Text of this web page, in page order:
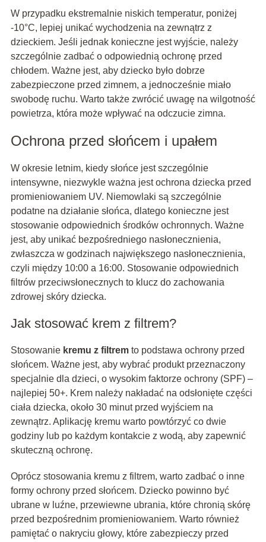
W przypadku ekstremalnie niskich temperatur, poniżej
-10°C, lepiej unikać wychodzenia na zewnątrz z
dzieckiem. Jeśli jednak konieczne jest wyjście, należy
szczególnie zadbać o odpowiednią ochronę przed
chłodem. Ważne jest, aby dziecko było dobrze
zabezpieczone przed zimnem, a jednocześnie miało
swobodę ruchu. Warto także zwrócić uwagę na wilgotność
powietrza, która może wpływać na odczucie zimna.
Ochrona przed słońcem i upałem
W okresie letnim, kiedy słońce jest szczególnie
intensywne, niezwykle ważna jest ochrona dziecka przed
promieniowaniem UV. Niemowlaki są szczególnie
podatne na działanie słońca, dlatego konieczne jest
stosowanie odpowiednich środków ochronnych. Ważne
jest, aby unikać bezpośredniego nasłonecznienia,
zwłaszcza w godzinach największego nasłonecznienia,
czyli między 10:00 a 16:00. Stosowanie odpowiednich
filtrów przeciwsłonecznych to klucz do zachowania
zdrowej skóry dziecka.
Jak stosować krem z filtrem?
Stosowanie kremu z filtremto podstawa ochrony przed
słońcem. Ważne jest, aby wybrać produkt przeznaczony
specjalnie dla dzieci, o wysokim faktorze ochrony (SPF) –
najlepiej 50+. Krem należy nakładać na odsłonięte części
ciała dziecka, około 30 minut przed wyjściem na
zewnątrz. Aplikację kremu warto powtórzyć co dwie
godziny lub po każdym kontakcie z wodą, aby zapewnić
skuteczną ochronę.
Oprócz stosowania kremu z filtrem, warto zadbać o inne
formy ochrony przed słońcem. Dziecko powinno być
ubrane w luźne, przewiewne ubrania, które chronią skórę
przed bezpośrednim promieniowaniem. Warto również
pamiętać o nakryciu głowy, które zabezpieczy przed